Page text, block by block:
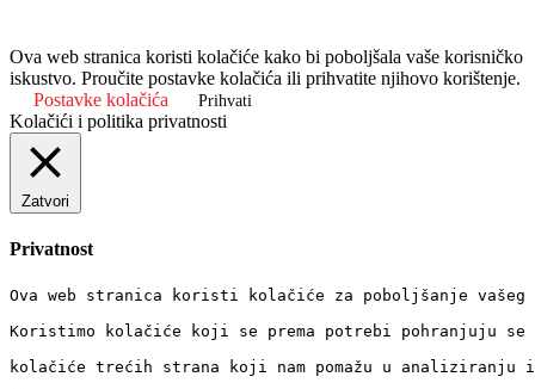
Ova web stranica koristi kolačiće kako bi poboljšala vaše korisničko
iskustvo. Proučite postavke kolačića ili prihvatite njihovo korištenje.
Postavke kolačića
Prihvati
Kolačići i politika privatnosti
Zatvori
Privatnost
Ova web stranica koristi kolačiće za poboljšanje
Koristimo kolačiće koji se prema potrebi pohranjuju
kolačiće trećih strana koji nam pomažu u